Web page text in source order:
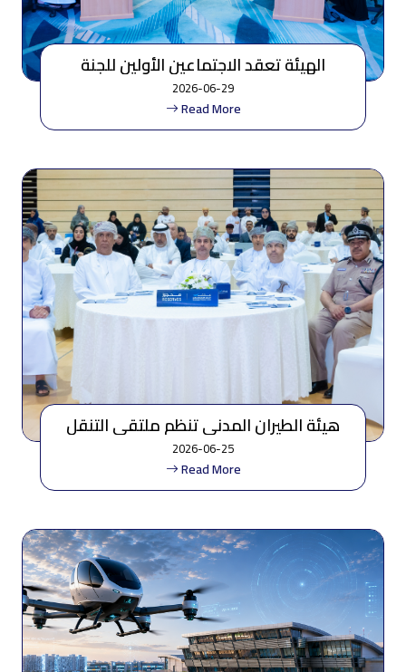
الهيئة تعقد الاجتماعين الأولين للجنة
التنسيقية لتنظيم الطيران المدني ولجنة
حماية بيئة الطيران
2026-06-29
Read More
هيئة الطيران المدني تنظم ملتقى التنقل
الجوي المتقدم
2026-06-25
Read More